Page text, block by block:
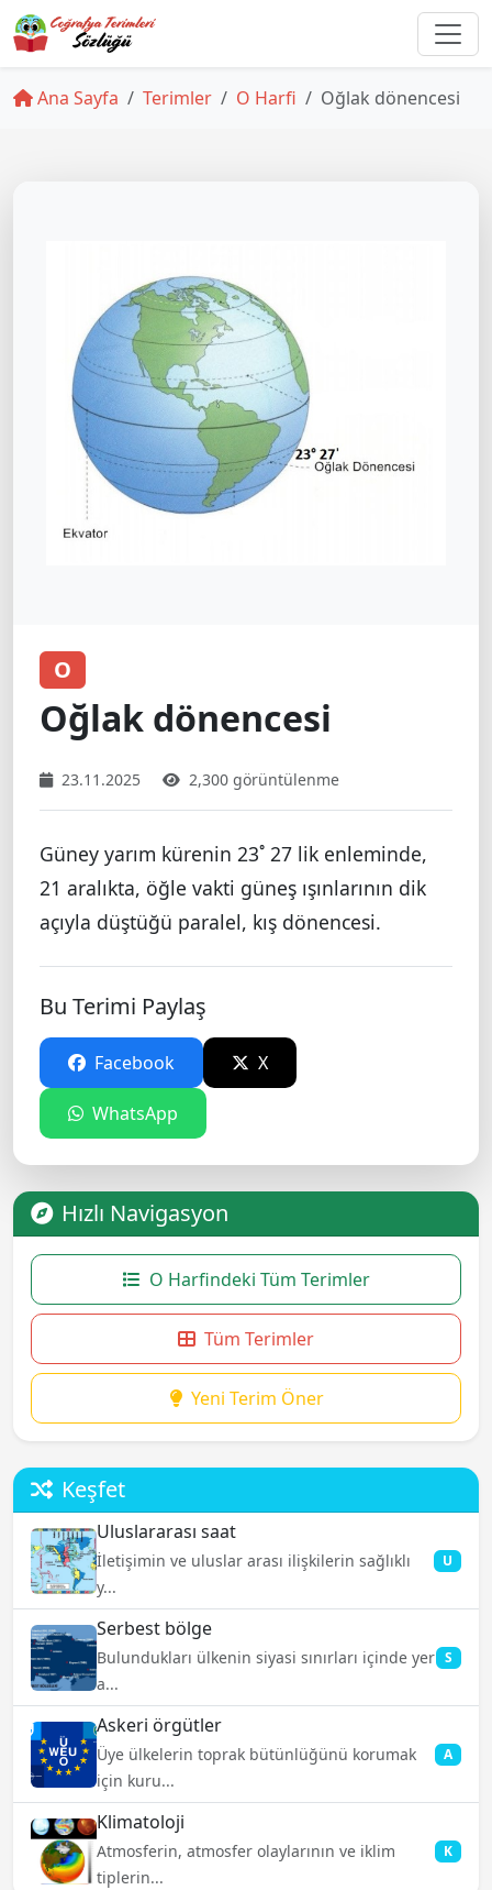
Ana Sayfa Terimler O Harfi Oğlak dönencesi
O
Oğlak dönencesi
23.11.2025 2,300 görüntülenme
Güney yarım kürenin 23˚ 27 lik enleminde,
21 aralıkta, öğle vakti güneş ışınlarının dik
açıyla düştüğü paralel, kış dönencesi.
Bu Terimi Paylaş
Facebook X
WhatsApp
Hızlı Navigasyon
O Harfindeki Tüm Terimler
Tüm Terimler
Yeni Terim Öner
Keşfet
Uluslararası saat
İletişimin ve uluslar arası ilişkilerin sağlıklı
y...
U
Serbest bölge
Bulundukları ülkenin siyasi sınırları içinde yer
a...
S
Askeri örgütler
Üye ülkelerin toprak bütünlüğünü korumak
için kuru...
A
Klimatoloji
Atmosferin, atmosfer olaylarının ve iklim
tiplerin...
K